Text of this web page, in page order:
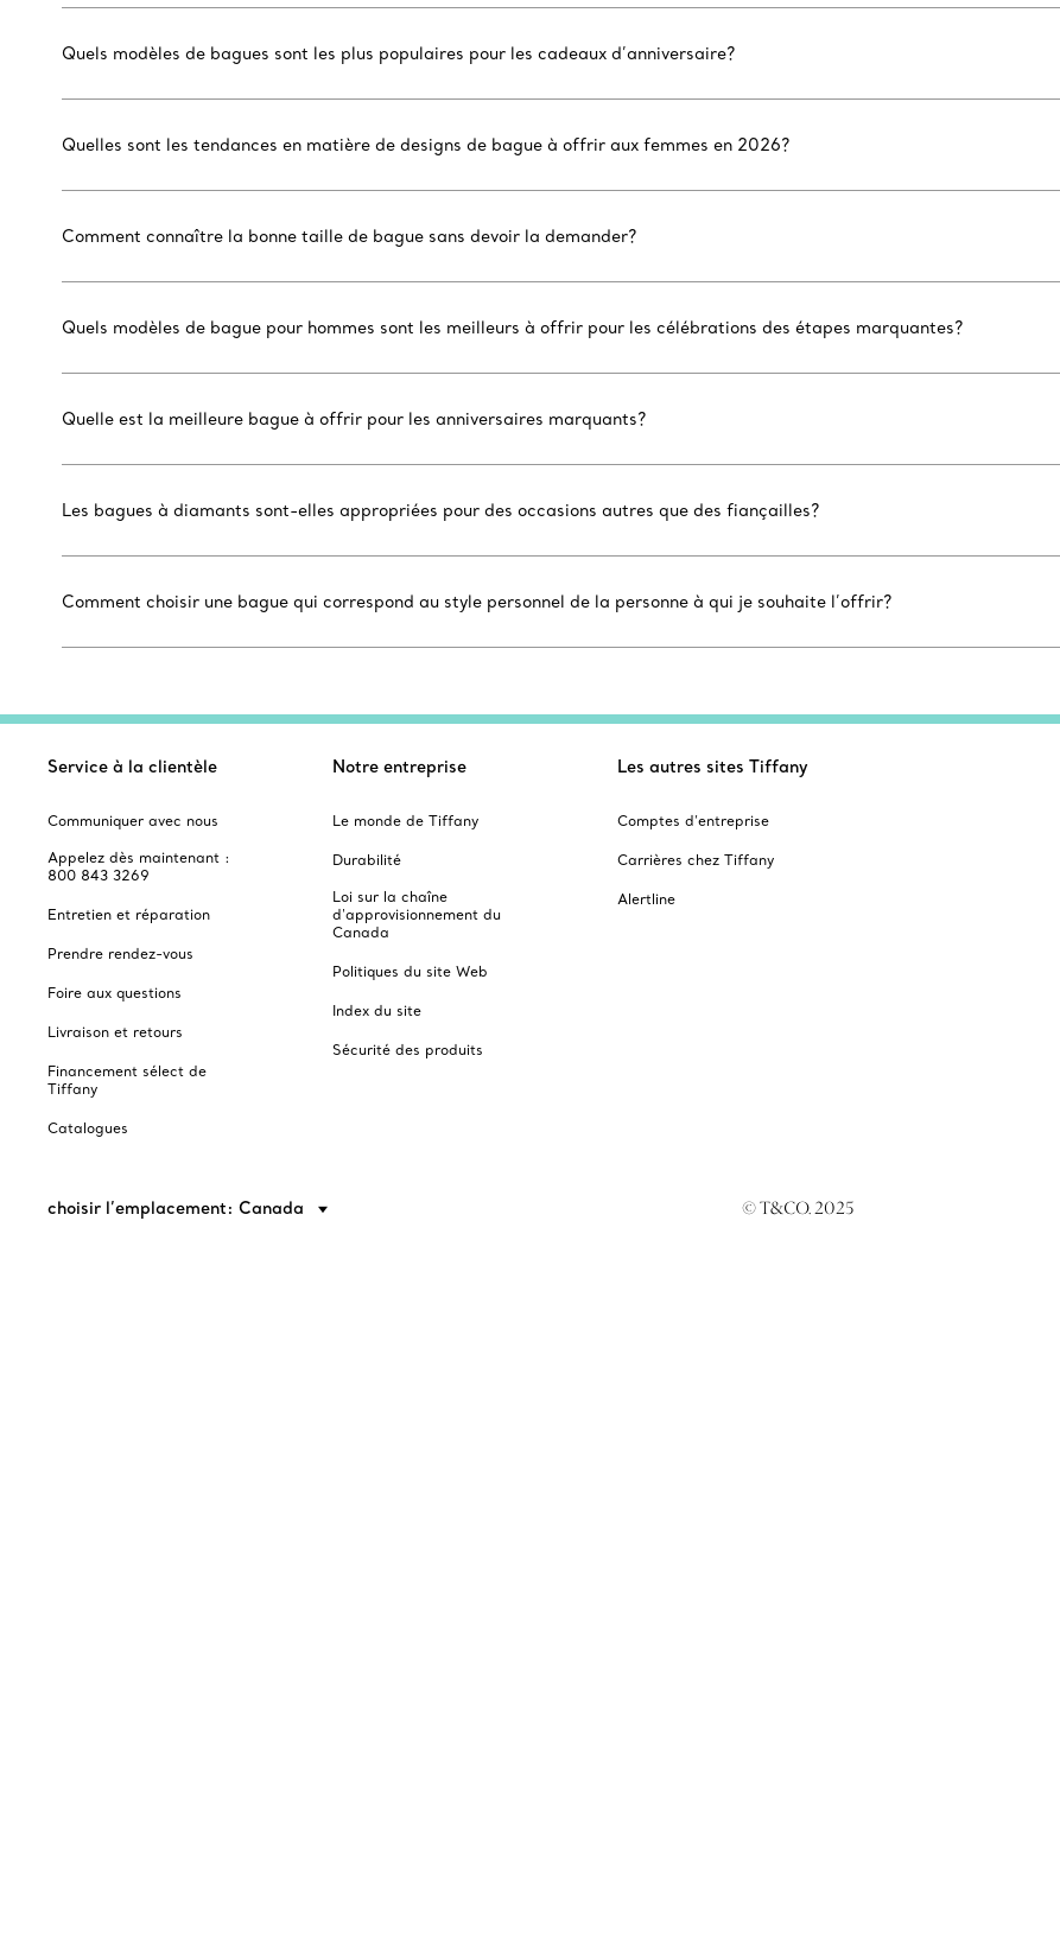
Quels modèles de bagues sont les plus populaires pour les cadeaux d’anniversaire?
Quelles sont les tendances en matière de designs de bague à offrir aux femmes en 2026?
Comment connaître la bonne taille de bague sans devoir la demander?
Quels modèles de bague pour hommes sont les meilleurs à offrir pour les célébrations des étapes marquantes?
Quelle est la meilleure bague à offrir pour les anniversaires marquants?
Les bagues à diamants sont-elles appropriées pour des occasions autres que des fiançailles?
Comment choisir une bague qui correspond au style personnel de la personne à qui je souhaite l’offrir?
Service à la clientèle
Communiquer avec nous
Appelez dès maintenant :
800 843 3269
Entretien et réparation
Prendre rendez-vous
Foire aux questions
Livraison et retours
Financement sélect de
Tiffany
Catalogues
Notre entreprise
Le monde de Tiffany
Durabilité
Loi sur la chaîne
d'approvisionnement du
Canada
Politiques du site Web
Index du site
Sécurité des produits
Les autres sites Tiffany
Comptes d’entreprise
Carrières chez Tiffany
Alertline
choisir l’emplacement: Canada © T&CO. 2025